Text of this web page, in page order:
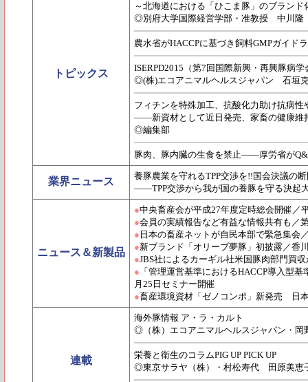
トピックス
～北海道における「ひこま豚」のブランド
◎別府大学国際経営学部・准教授 中川隆
農水省がHACCPに基づき飼料GMPガイド
ISERPD2015（第7回国際新興・再興豚病
◎(株)エコアニマルヘルスジャパン 石垣
フィチンを特殊加工、抗酸化力助け抗病性
――新資材として近日発売、家畜の健康維
◎編集部
豚肉、豚内臓の生食を禁止――厚労省が
業界ニュース
養豚農業を守れるTPP交渉を!!国会決議の
――TPP交渉から我が国の養豚を守る決起
ニュース＆新製品
●中央畜産会が平成27年度定時総会開催／
●会員の実績報告など有益な情報共有も／
● 日本の畜産ネットが自民本部で緊急集会
●新ブランド「オリーブ夢豚」初披露／香
●JBS社によるカーギル社米国豚肉部門買
● 「管理運営基準におけるHACCP導入型
月25日セミナー開催
●畜産環境資材「ゼノコンポ」新発売 日
連載
海外豚情報 ア・ラ・カルト
◎（株）エコアニマルヘルスジャパン・岡
栄養と衛生のコラムPIG UP PICK UP
◎東京サラヤ（株）・村松寿代 田原美恵